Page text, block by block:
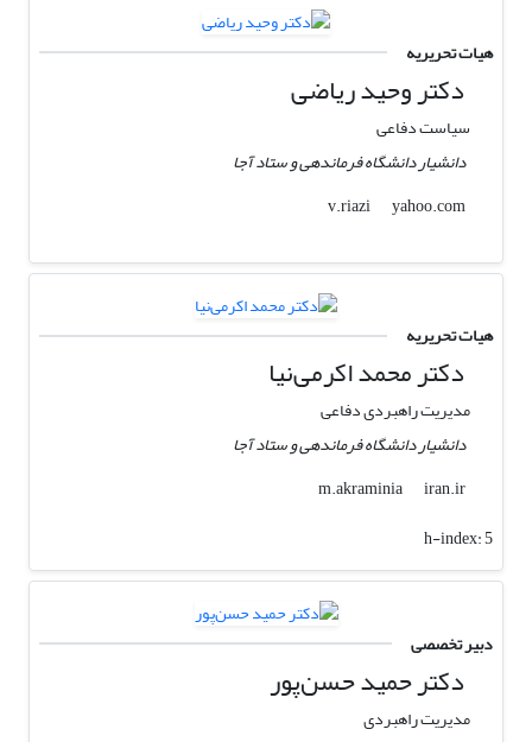
هیات تحریریه
دکتر وحید ریاضی
سیاست دفاعی
دانشیار دانشگاه فرماندهی و ستاد آجا
v.riazi
yahoo.com
هیات تحریریه
دکتر محمد اکرمی‌نیا
مدیریت راهبردی دفاعی
دانشیار دانشگاه فرماندهی و ستاد آجا
m.akraminia
iran.ir
h-index:5
دبیر تخصصی
دکتر حمید حسن‌پور
مدیریت راهبردی